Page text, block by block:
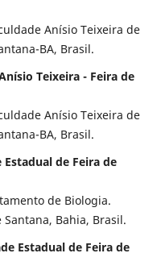
Anísio Teixeira de
BA, Brasil.
Teixeira - Feira de
Anísio Teixeira de
BA, Brasil.
de Feira de
de Biologia.
Bahia, Brasil.
Estadual de Feira de